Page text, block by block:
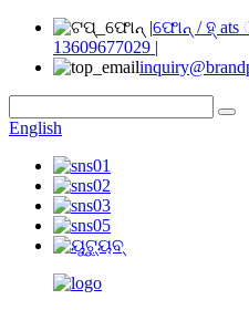
ଫୋନ୍ / ହ୍ ats
13609677029 |
English